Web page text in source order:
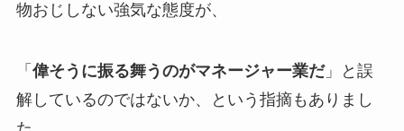
物おじしない強気な態度が、
「 偉そうに振る舞うのがマネージャー業だ」と誤
解しているのではないか、という指摘もありまし